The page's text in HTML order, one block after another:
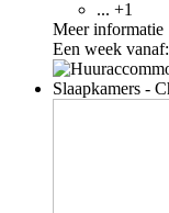
... +1
Meer informatie
Een week vanaf: